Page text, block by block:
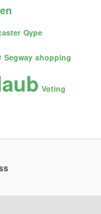
Qype
Segway shopping
Voting